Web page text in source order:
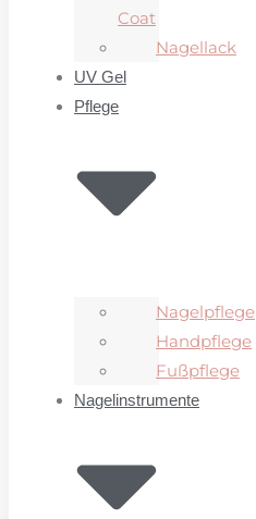
Coat
Nagellack
UV Gel
Pflege
Nagelpflege
Handpflege
Fußpflege
Nagelinstrumente